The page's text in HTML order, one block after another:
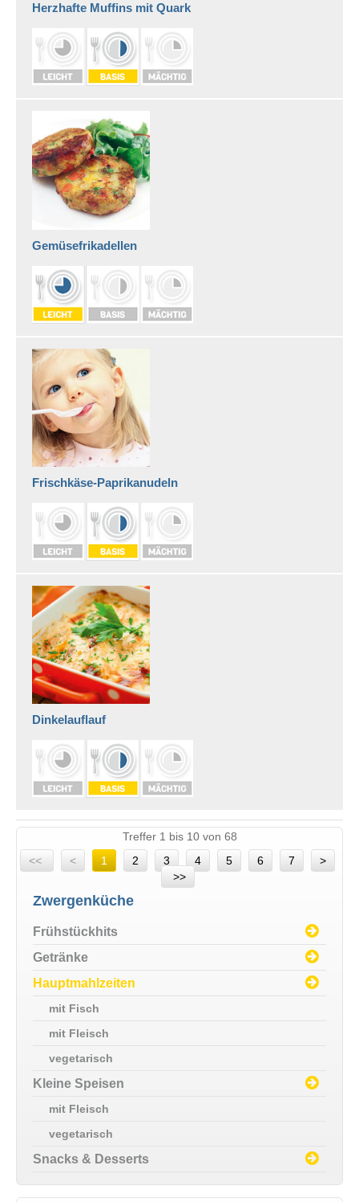
Herzhafte Muffins mit Quark
Gemüsefrikadellen
Frischkäse-Paprikanudeln
Dinkelauﬂauf
Treffer 1 bis 10 von 68
<<
< 1 2 3 4 5 6 7
>
>>
Zwergenküche
Frühstückhits
Getränke
Hauptmahlzeiten
mit Fisch
mit Fleisch
vegetarisch
Kleine Speisen
mit Fleisch
vegetarisch
Snacks & Desserts